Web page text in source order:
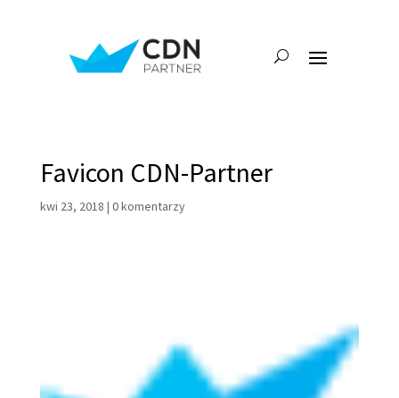
Favicon CDN-Partner
kwi 23, 2018 | 0 komentarzy